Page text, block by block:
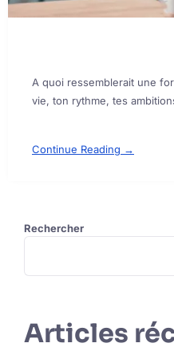
A quoi ressemblerait une
vie, ton rythme, tes
Continue Reading →
Rechercher
Articles